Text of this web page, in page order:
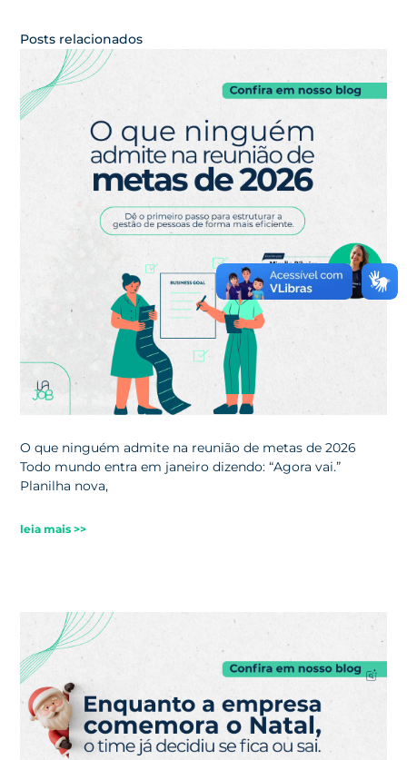
Posts relacionados
O que ninguém admite na reunião de metas de 2026
Todo mundo entra em janeiro dizendo: “Agora vai.”
Planilha nova,
leia mais >>